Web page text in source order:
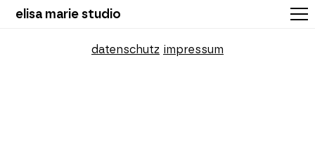
elisa marie studio
datenschutz impressum